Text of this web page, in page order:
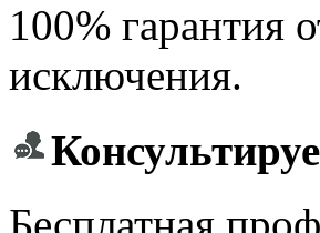
100% гарантия
исключения.
Бесплатная